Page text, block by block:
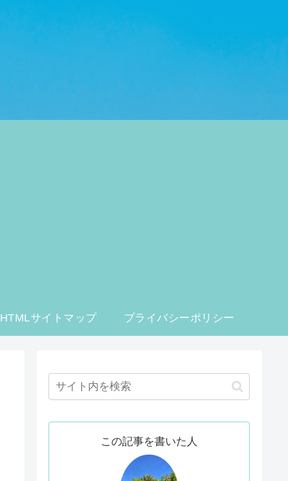
HTMLサイトマップ プライバシーポリシー
この記事を書いた人